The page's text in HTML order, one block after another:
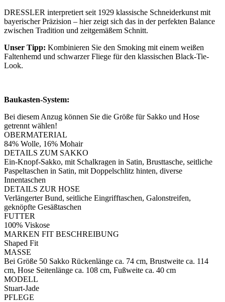
DRESSLER interpretiert seit 1929 klassische Schneiderkunst mit
bayerischer Präzision – hier zeigt sich das in der perfekten Balance
zwischen Tradition und zeitgemäßem Schnitt.
Unser Tipp: Kombinieren Sie den Smoking mit einem weißen
Faltenhemd und schwarzer Fliege für den klassischen Black-Tie-
Look.
Baukasten-System:
Bei diesem Anzug können Sie die Größe für Sakko und Hose
getrennt wählen!
OBERMATERIAL
84% Wolle, 16% Mohair
DETAILS ZUM SAKKO
Ein-Knopf-Sakko, mit Schalkragen in Satin, Brusttasche, seitliche
Paspeltaschen in Satin, mit Doppelschlitz hinten, diverse
Innentaschen
DETAILS ZUR HOSE
Verlängerter Bund, seitliche Eingrifftaschen, Galonstreifen,
geknöpfte Gesäßtaschen
FUTTER
100% Viskose
MARKEN FIT BESCHREIBUNG
Shaped Fit
MASSE
Bei Größe 50 Sakko Rückenlänge ca. 74 cm, Brustweite ca. 114
cm, Hose Seitenlänge ca. 108 cm, Fußweite ca. 40 cm
MODELL
Stuart-Jade
PFLEGE